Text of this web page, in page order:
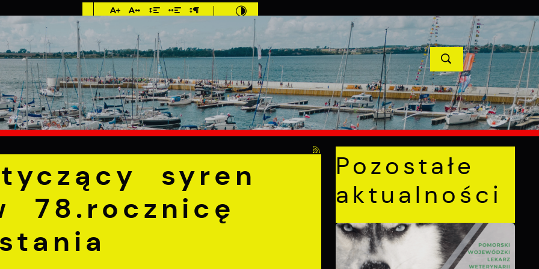
Imieniny: Dorota,
Konrad, Kajetan
MIESZKANIEC TURYSTYKA INWESTYCJE PROJEKTY UNIJNE KONTAKT
syren alarmowych w 78.rocznicę wybuchu Powstania Warszawskiego POPRZEDNI NASTĘPNY
syren
78.rocznicę
Pozostałe
aktualności